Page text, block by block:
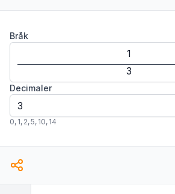
till procent
Bråk
Decimaler
0, 1, 2,5, 10, 14